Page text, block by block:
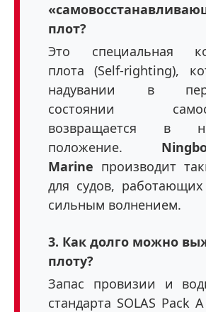
плот?
Это специальная
плота (Self-righting),
надувании в
состоянии
возвращается в
положение.
Marine производит
для судов,
сильным волнением.
3. Как долго можно
плоту?
Запас провизии и
стандарта SOLAS Pack